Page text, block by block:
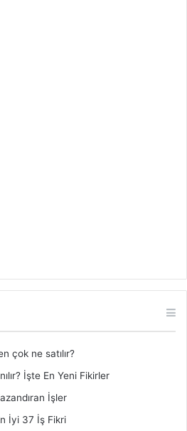
çok ne satılır?
İşte En Yeni Fikirler
İşler
İyi 37 İş Fikri